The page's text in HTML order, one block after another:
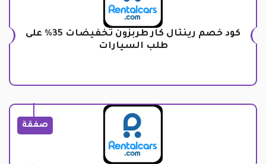
كود خصم رينتال كار طربزون تخفيضات 35% على
طلب السيارات
صفقة